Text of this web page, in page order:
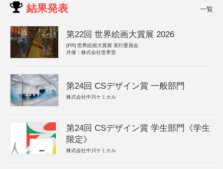
結果発表 一覧
第22回 世界絵画大賞展 2026
[PR] 世界絵画大賞展 実行委員会
共催：株式会社世界堂
第24回 CSデザイン賞 一般部門
株式会社中川ケミカル
第24回 CSデザイン賞 学生部門《学生
限定》
株式会社中川ケミカル